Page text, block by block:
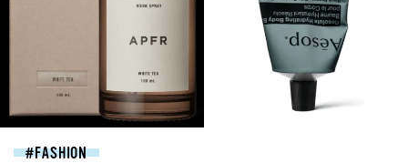
FASHION